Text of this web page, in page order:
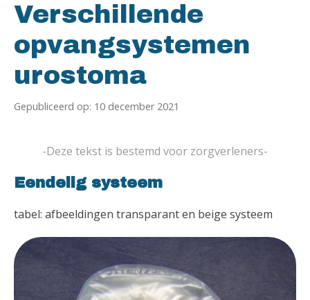
Verschillende
opvangsystemen
urostoma
Gepubliceerd op: 10 december 2021
-Deze tekst is bestemd voor zorgverleners-
Eendelig systeem
tabel: afbeeldingen transparant en beige systeem